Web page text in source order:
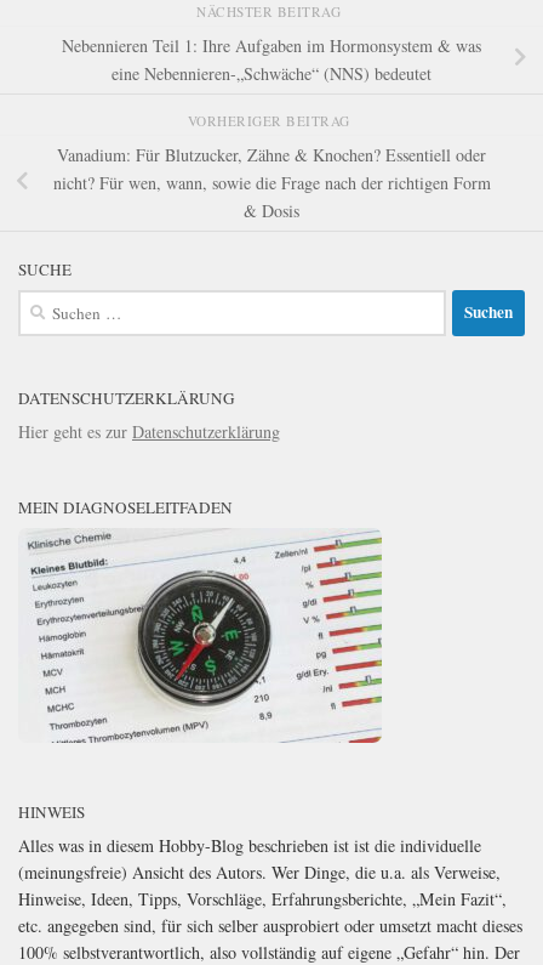
NÄCHSTER BEITRAG
Nebennieren Teil 1: Ihre Aufgaben im Hormonsystem & was
eine Nebennieren-„Schwäche“ (NNS) bedeutet
VORHERIGER BEITRAG
Vanadium: Für Blutzucker, Zähne & Knochen? Essentiell oder
nicht? Für wen, wann, sowie die Frage nach der richtigen Form
& Dosis
SUCHE
Suchen
nach:
DATENSCHUTZERKLÄRUNG
Hier geht es zur Datenschutzerklärung
MEIN DIAGNOSELEITFADEN
HINWEIS
Alles was in diesem Hobby-Blog beschrieben ist ist die individuelle
(meinungsfreie) Ansicht des Autors. Wer Dinge, die u.a. als Verweise,
Hinweise, Ideen, Tipps, Vorschläge, Erfahrungsberichte, „Mein Fazit“,
etc. angegeben sind, für sich selber ausprobiert oder umsetzt macht dieses
100% selbstverantwortlich, also vollständig auf eigene „Gefahr“ hin. Der